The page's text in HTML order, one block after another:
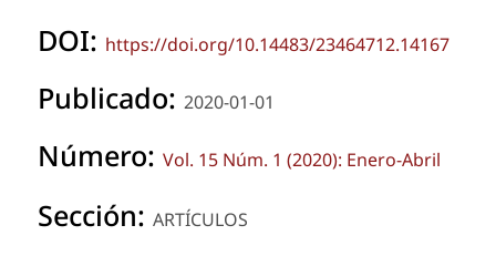
DOI: https://doi.org/10.14483/23464712.14167
Publicado: 2020-01-01
Número: Vol. 15 Núm. 1 (2020): Enero-Abril
Sección: ARTÍCULOS